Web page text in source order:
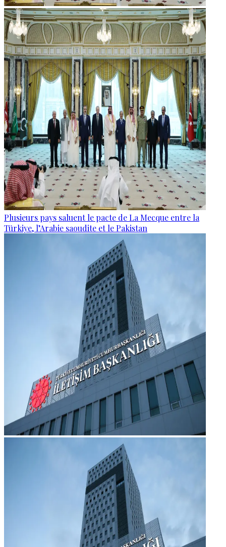
Plusieurs pays saluent le pacte de La Mecque entre la
Türkiye, l’Arabie saoudite et le Pakistan